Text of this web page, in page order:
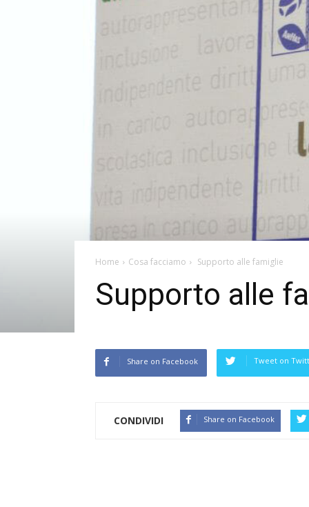
Home Cosa facciamo Supporto alle famiglie
Supporto alle
Share on Facebook Tweet on
CONDIVIDI Share on Facebook